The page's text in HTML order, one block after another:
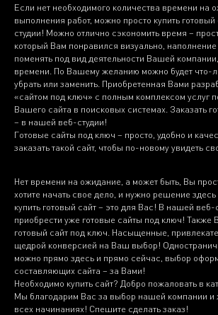
Если нет необходимого количества времени на
выполнения работ, можно просто купить
студии! Можно отлично сэкономить время –
который Вам понравился визуально,
поменять под вид деятельности Вашей
времени. По Вашему желанию можно будет что-
убрать или заменить. Приобретенная Вами
«сайтом под ключ» с полным комплексом услуг
Вашего сайта в поисковых системах. Заказать
– в нашей веб-студии!
Готовые сайты под ключ – просто, удобно и
заказать такой сайт, чтобы по-новому увидеть
Нет времени на ожидание, а может быть, Вы
хотите начать свое дело, и нужно решение здесь
купить готовый сайт – это для Вас! В нашей
приобрести уже готовые сайты под ключ! Также
готовый сайт под ключ. Насыщенные,
щедрой конверсией на Ваш выбор!
можно прямо здесь и прямо сейчас, выбор
составляющих сайта – за Вами!
Необходимо купить сайт? Добро пожаловать в
Мы благодарим Вас за выбор нашей компании и
всех начинаниях! Спешите сделать заказ!